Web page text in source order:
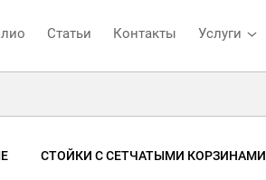
Статьи Контакты Услуги
СТОЙКИ С СЕТЧАТЫМИ КОРЗИНАМИ